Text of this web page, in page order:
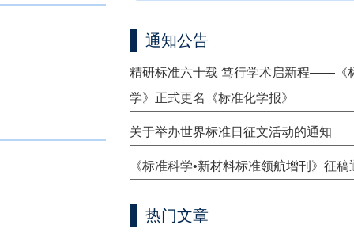
通知公告
精研标准六十载 笃行学术启新程——《
学》正式更名《标准化学报》
关于举办世界标准日征文活动的通知
《标准科学•新材料标准领航增刊》征稿
热门文章